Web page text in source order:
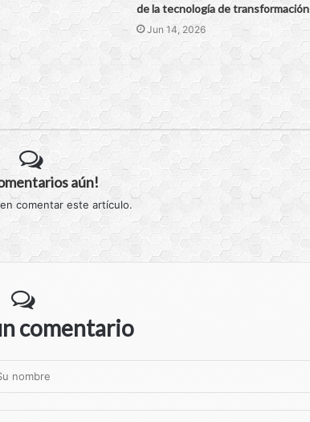
de la tecnología de transformación
Jun 14, 2026
aún!
comentar este artículo.
comentario